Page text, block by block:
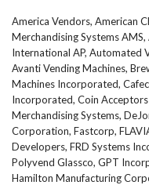
America Vendors, American
Merchandising Systems
International AP, Automated
Avanti Vending Machines,
Machines Incorporated,
Incorporated, Coin
Merchandising Systems,
Corporation, Fastcorp,
Developers, FRD Systems
Polyvend Glassco, GPT
Hamilton Manufacturing